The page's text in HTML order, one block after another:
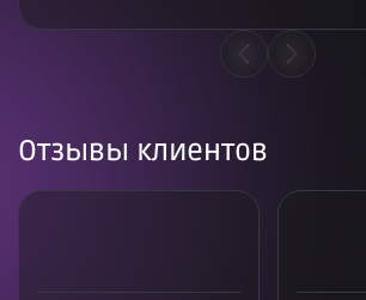
Отзывы клиентов